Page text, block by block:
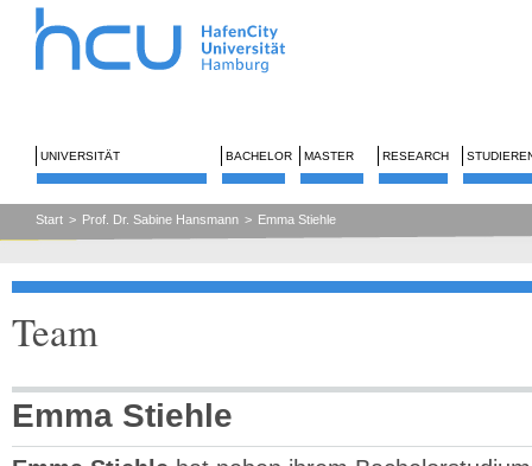
UNIVERSITÄT BACHELOR MASTER RESEARCH
Start > Prof. Dr. Sabine Hansmann > Emma Stiehle
Team
Emma Stiehle